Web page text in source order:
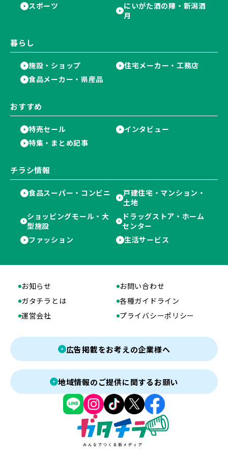
スポーツ
にいがた酒の陣・新潟酒
月
暮らし
施設・ショップ
住宅メーカー・工務店
食品メーカー・県産品
おすすめ
特売セール
インタビュー
特集・まとめ記事
チラシ情報
食品スーパー・コンビニ
戸建住宅・マンション・
土地
ショッピングモール・大
型施設
ドラッグストア・ホーム
センター
ファッション
生活サービス
お知らせ
お問い合わせ
ガタチラとは
各種ガイドライン
運営会社
プライバシーポリシー
広告掲載をお考えの企業様へ
地域情報のご提供に関するお願い